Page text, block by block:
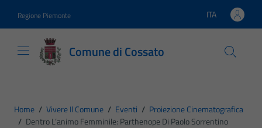
Regione Piemonte Lingua attiva:
ITA
Comune di Cossato
Home / Vivere Il Comune / Eventi / Proiezione Cinematografica
/ Dentro L’animo Femminile: Parthenope Di Paolo Sorrentino